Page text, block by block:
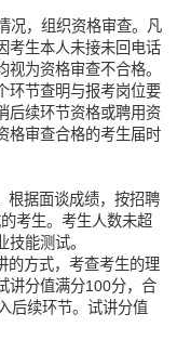
况，组织资格审查。凡
考生本人未接未回电话
为资格审查不合格。
环节查明与报考岗位要
后续环节资格或聘用资
格审查合格的考生届时
根据面谈成绩，按招聘
考生。考生人数未超
能测试。
的方式，考查考生的理
讲分值满分100分，合
后续环节。试讲分值